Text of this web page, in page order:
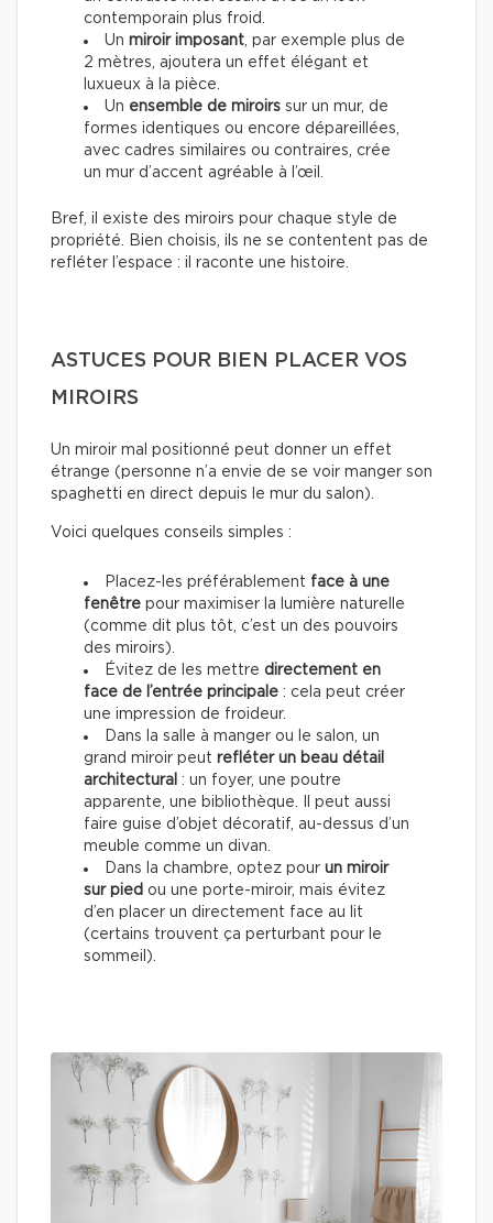
contemporain plus froid.
Un miroir imposant, par exemple plus de
2 mètres, ajoutera un effet élégant et
luxueux à la pièce.
Un ensemble de miroirs sur un mur, de
formes identiques ou encore dépareillées,
avec cadres similaires ou contraires, crée
un mur d’accent agréable à l’œil.
Bref, il existe des miroirs pour chaque style de
propriété. Bien choisis, ils ne se contentent pas de
refléter l’espace : il raconte une histoire.
ASTUCES POUR BIEN PLACER VOS
MIROIRS
Un miroir mal positionné peut donner un effet
étrange (personne n’a envie de se voir manger son
spaghetti en direct depuis le mur du salon).
Voici quelques conseils simples :
Placez-les préférablement face à une
fenêtre pour maximiser la lumière naturelle
(comme dit plus tôt, c’est un des pouvoirs
des miroirs).
Évitez de les mettre directement en
face de l’entrée principale : cela peut créer
une impression de froideur.
Dans la salle à manger ou le salon, un
grand miroir peut refléter un beau détail
architectural : un foyer, une poutre
apparente, une bibliothèque. Il peut aussi
faire guise d’objet décoratif, au-dessus d’un
meuble comme un divan.
Dans la chambre, optez pour un miroir
sur pied ou une porte-miroir, mais évitez
d’en placer un directement face au lit
(certains trouvent ça perturbant pour le
sommeil).